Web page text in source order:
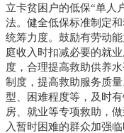
立卡贫困户的低保“单人
法。健全低保标准制定
统筹力度。鼓励有劳动
庭收入时扣减必要的就
度，合理提高救助供养
制度，提高救助服务质
型、困难程度等，及时
房、就业等专项救助，
入暂时困难的群众加强